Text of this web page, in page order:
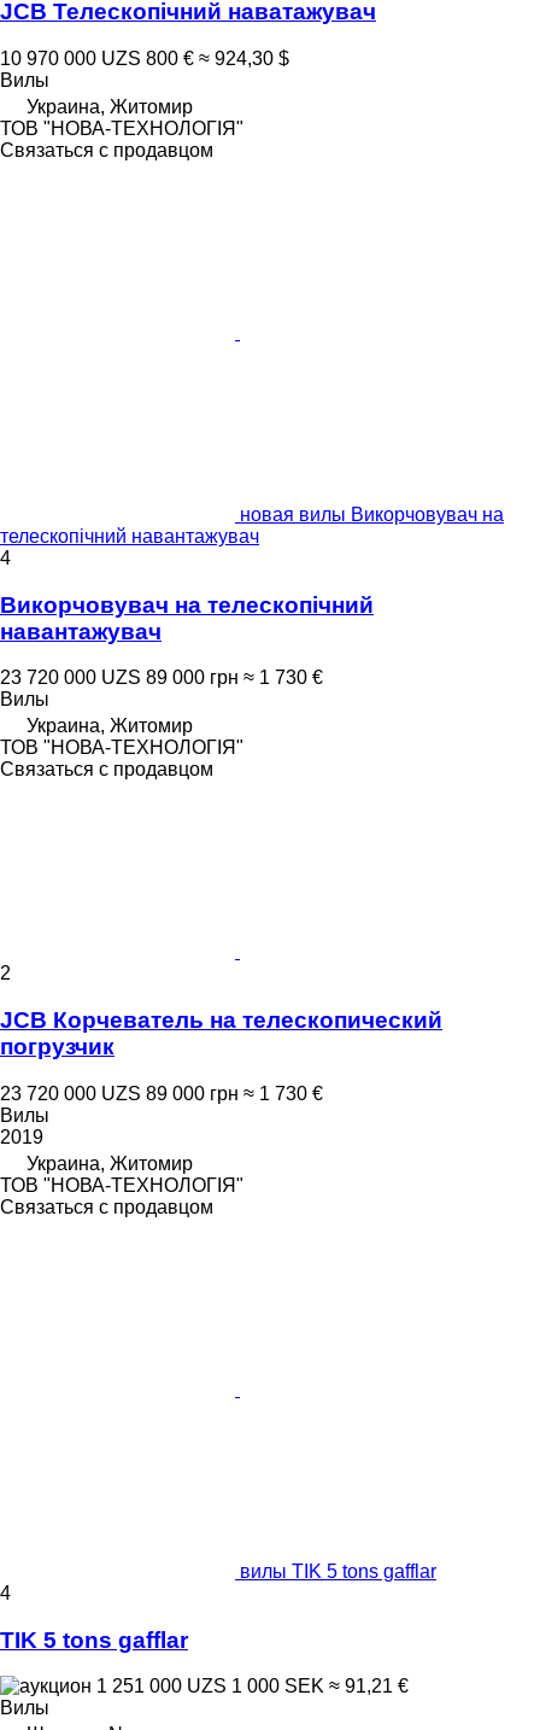
JCB Телескопічний наватажувач
10 970 000 UZS 800 € ≈ 924,30 $
Вилы
Украина, Житомир
ТОВ "НОВА-ТЕХНОЛОГІЯ"
Связаться с продавцом
новая вилы Викорчовувач на
телескопічний навантажувач
4
Викорчовувач на телескопічний
навантажувач
23 720 000 UZS 89 000 грн ≈ 1 730 €
Вилы
Украина, Житомир
ТОВ "НОВА-ТЕХНОЛОГІЯ"
Связаться с продавцом
2
JCB Корчеватель на телескопический
погрузчик
23 720 000 UZS 89 000 грн ≈ 1 730 €
Вилы
2019
Украина, Житомир
ТОВ "НОВА-ТЕХНОЛОГІЯ"
Связаться с продавцом
вилы TIK 5 tons gafflar
4
TIK 5 tons gafflar
1 251 000 UZS 1 000 SEK ≈ 91,21 €
Вилы